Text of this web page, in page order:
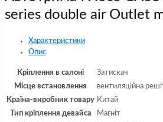
series double air Outlet
Характеристики
Опис
Кріплення в салоні
Затискач
Місце встановлення
вентиляційна
Країна-виробник товару Китай
Тип кріплення девайса
Магніт